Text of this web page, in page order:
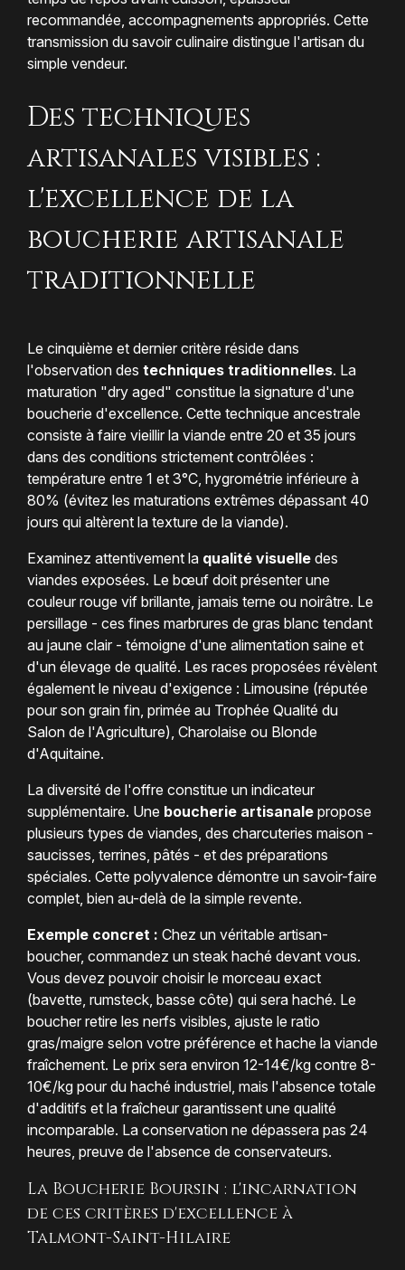
recommandée, accompagnements appropriés. Cette
transmission du savoir culinaire distingue l'artisan du
simple vendeur.
Des techniques
artisanales visibles :
l'excellence de la
boucherie artisanale
traditionnelle
Le cinquième et dernier critère réside dans
l'observation des techniques traditionnelles. La
maturation "dry aged" constitue la signature d'une
boucherie d'excellence. Cette technique ancestrale
consiste à faire vieillir la viande entre 20 et 35 jours
dans des conditions strictement contrôlées :
température entre 1 et 3°C, hygrométrie inférieure à
80% (évitez les maturations extrêmes dépassant 40
jours qui altèrent la texture de la viande).
Examinez attentivement la qualité visuelledes
viandes exposées. Le bœuf doit présenter une
couleur rouge vif brillante, jamais terne ou noirâtre. Le
persillage - ces fines marbrures de gras blanc tendant
au jaune clair - témoigne d'une alimentation saine et
d'un élevage de qualité. Les races proposées révèlent
également le niveau d'exigence : Limousine (réputée
pour son grain fin, primée au Trophée Qualité du
Salon de l'Agriculture), Charolaise ou Blonde
d'Aquitaine.
La diversité de l'offre constitue un indicateur
supplémentaire. Une boucherie artisanalepropose
plusieurs types de viandes, des charcuteries maison -
saucisses, terrines, pâtés - et des préparations
spéciales. Cette polyvalence démontre un savoir-faire
complet, bien au-delà de la simple revente.
Exemple concret : Chez un véritable artisan-
boucher, commandez un steak haché devant vous.
Vous devez pouvoir choisir le morceau exact
(bavette, rumsteck, basse côte) qui sera haché. Le
boucher retire les nerfs visibles, ajuste le ratio
gras/maigre selon votre préférence et hache la viande
fraîchement. Le prix sera environ 12-14€/kg contre 8-
10€/kg pour du haché industriel, mais l'absence totale
d'additifs et la fraîcheur garantissent une qualité
incomparable. La conservation ne dépassera pas 24
heures, preuve de l'absence de conservateurs.
La Boucherie Boursin : l'incarnation
de ces critères d'excellence à
Talmont-Saint-Hilaire